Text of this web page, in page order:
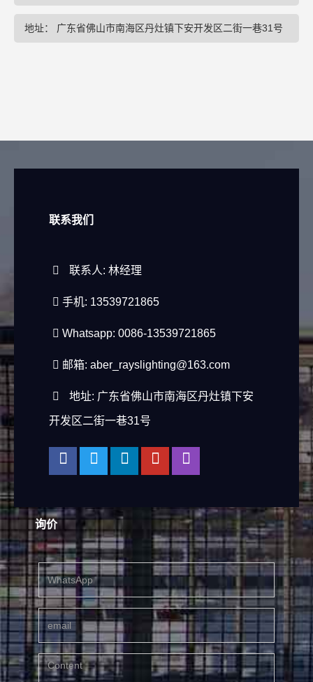
地址： 广东省佛山市南海区丹灶镇下安开发区二街一巷31号
联系我们
联系人: 林经理
手机: 13539721865
Whatsapp: 0086-13539721865
邮箱: aber_rayslighting@163.com
地址: 广东省佛山市南海区丹灶镇下安
开发区二街一巷31号
询价